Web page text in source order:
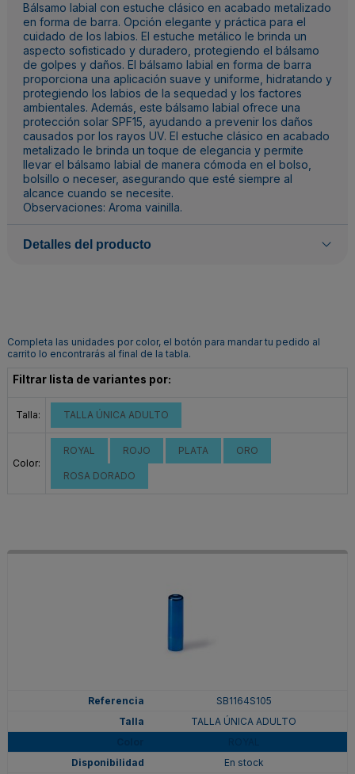
Bálsamo labial con estuche clásico en acabado metalizado
en forma de barra. Opción elegante y práctica para el
cuidado de los labios. El estuche metálico le brinda un
aspecto sofisticado y duradero, protegiendo el bálsamo
de golpes y daños. El bálsamo labial en forma de barra
proporciona una aplicación suave y uniforme, hidratando y
protegiendo los labios de la sequedad y los factores
ambientales. Además, este bálsamo labial ofrece una
protección solar SPF15, ayudando a prevenir los daños
causados por los rayos UV. El estuche clásico en acabado
metalizado le brinda un toque de elegancia y permite
llevar el bálsamo labial de manera cómoda en el bolso,
bolsillo o neceser, asegurando que esté siempre al
alcance cuando se necesite.
Observaciones: Aroma vainilla.
Detalles del producto
Completa las unidades por color, el botón para mandar tu pedido al
carrito lo encontrarás al final de la tabla.
Filtrar lista de variantes por:
Talla: TALLA ÚNICA ADULTO
Color:
ROYAL ROJO PLATA ORO
ROSA DORADO
SB1164S105
TALLA ÚNICA ADULTO
En stock